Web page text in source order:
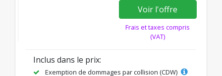
Voir l'offre
Frais et taxes compris
(VAT)
Inclus dans le prix:
Exemption de dommages par collision (CDW)